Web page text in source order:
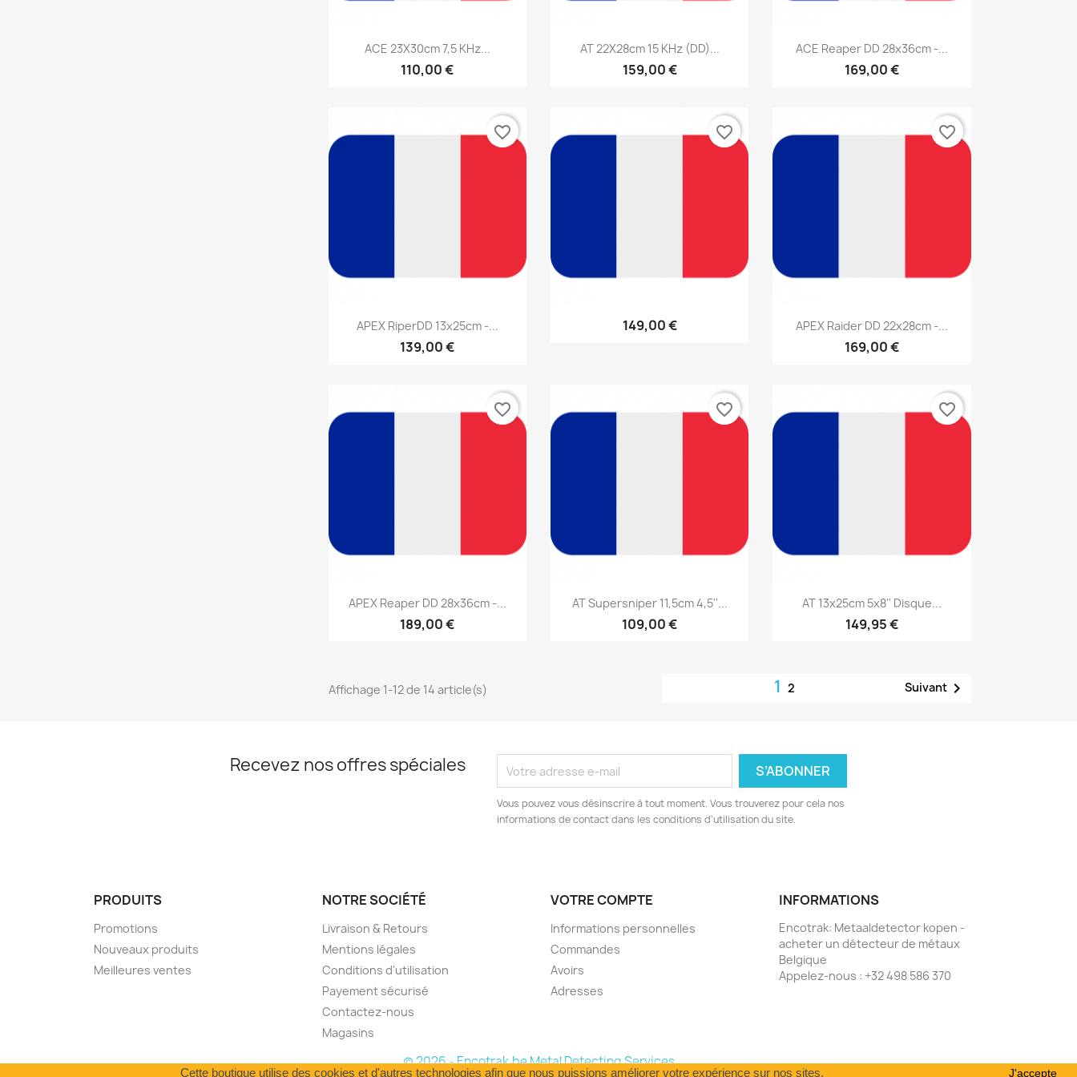
Aperçu rapide
ACE 23X30cm 7,5 KHz...
110,00 €
Aperçu rapide
AT 22X28cm 15 KHz (DD)...
159,00 €
Aperçu rapide
ACE Reaper DD 28x36cm -...
169,00 €
Aperçu rapide
APEX RiperDD 13x25cm -...
139,00 €
favorite_border
Aperçu rapide
149,00 €
favorite_border
Aperçu rapide
APEX Raider DD 22x28cm -...
169,00 €
favorite_border
Aperçu rapide
APEX Reaper DD 28x36cm -...
189,00 €
favorite_border
Aperçu rapide
AT Supersniper 11,5cm 4,5''...
109,00 €
favorite_border
Aperçu rapide
AT 13x25cm 5x8'' Disque...
149,95 €
favorite_border
Affichage 1-12 de 14 article(s) 12 Suivant
Recevez nos offres spéciales
Vous pouvez vous désinscrire à tout moment. Vous trouverez pour cela nos
informations de contact dans les conditions d'utilisation du site.
PRODUITS
Promotions
Nouveaux produits
Meilleures ventes
NOTRE SOCIÉTÉ
Livraison & Retours
Mentions légales
Conditions d'utilisation
Payement sécurisé
Contactez-nous
Magasins
VOTRE COMPTE
Informations personnelles
Commandes
Avoirs
Adresses
INFORMATIONS
Encotrak: Metaaldetector kopen -
acheter un détecteur de métaux
Belgique
Appelez-nous : +32 498 586 370
Cette boutique utilise des cookies et d'autres technologies afin que nous puissions améliorer votre expérience sur nos sites. J'accepte
© 2026 - Encotrak.be Metal Detecting Services